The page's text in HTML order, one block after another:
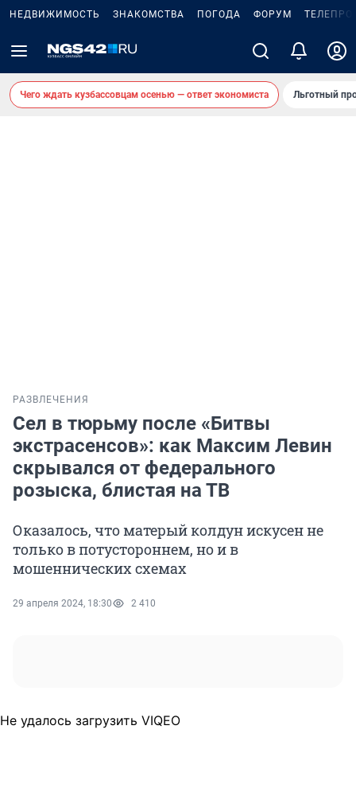
НЕДВИЖИМОСТЬ ЗНАКОМСТВА ПОГОДА ФОРУМ
Чего ждать кузбассовцам осенью — ответ экономиста Льготный
РАЗВЛЕЧЕНИЯ
Сел в тюрьму после «Битвы
экстрасенсов»: как Максим Левин
скрывался от федерального
розыска, блистая на ТВ
Оказалось, что матерый колдун искусен не
только в потустороннем, но и в
мошеннических схемах
29 апреля 2024, 18:30 2 410
Не удалось загрузить VIQEO